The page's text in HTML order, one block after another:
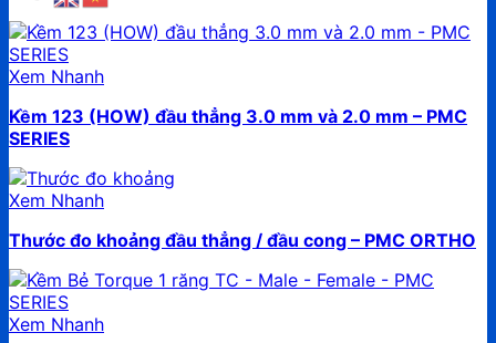
Xem Nhanh
Kềm 123 (HOW) đầu thẳng 3.0 mm và 2.0 mm – PMC
SERIES
Xem Nhanh
Thước đo khoảng đầu thẳng / đầu cong – PMC ORTHO
Xem Nhanh